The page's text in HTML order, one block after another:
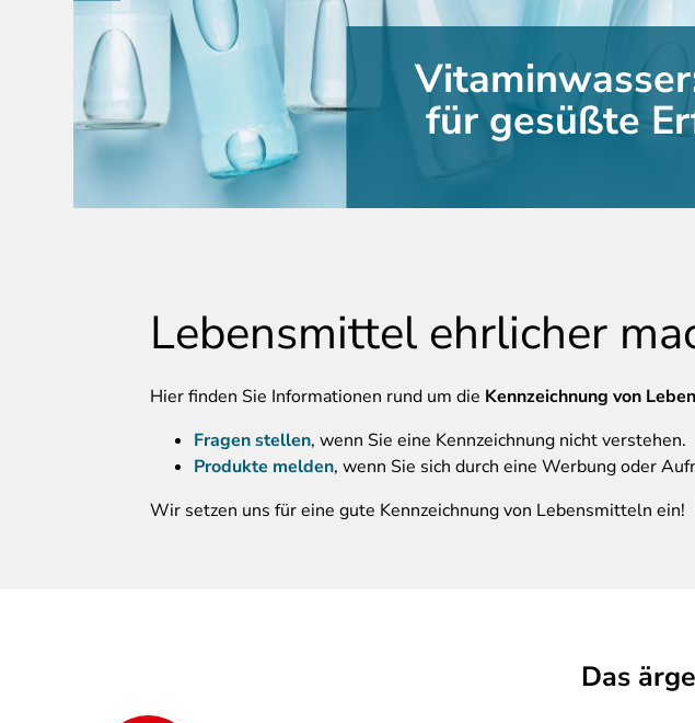
für gesüßte
Lebensmittel ehrlicher
Hierfinden Sie Informationen rund um die Kennzeichnung von
Fragen stellen, wenn Sie eine Kennzeichnung nicht verstehen.
Produkte melden, wenn Sie sich durch eine Werbung oder
Wir setzen uns für eine gute Kennzeichnung von Lebensmitteln ein!
Das